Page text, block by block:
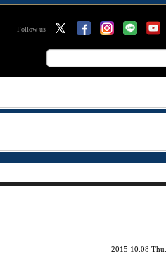
Follow us
2015 10.08 Thu.